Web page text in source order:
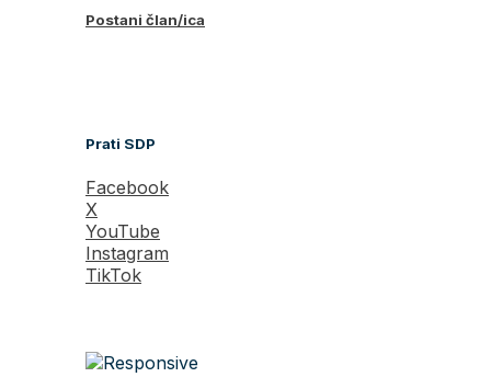
Postani član/ica
Prati SDP
Facebook
X
YouTube
Instagram
TikTok